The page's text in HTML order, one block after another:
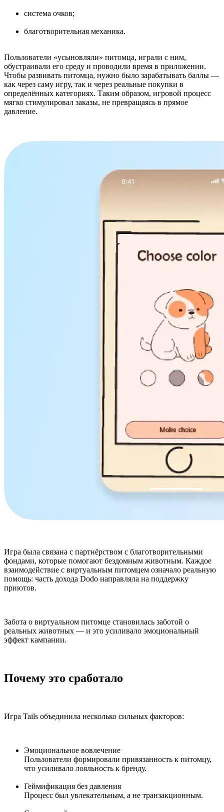
система очков;
благотворительная механика.
Пользователи «усыновляли» питомца, играли с ним,
обустраивали его среду и проводили время в приложении.
Чтобы развивать питомца, нужно было зарабатывать баллы —
как через саму игру, так и через реальные покупки в
определённых категориях. Таким образом, игровой процесс
мягко стимулировал заказы, не превращаясь в прямое
давление.
Игра была связана с партнёрством с благотворительными
фондами, которые помогают бездомным животным. Каждое
взаимодействие с виртуальным питомцем означало реальную
помощь: часть дохода Dodo направляла на поддержку
приютов.
Забота о виртуальном питомце становилась заботой о
реальных животных — и это усиливало эмоциональный
эффект кампании.
Почему это сработало
Игра Tails объединила несколько сильных факторов:
Эмоциональное вовлечение
Пользователи формировали привязанность к питомцу,
что усиливало лояльность к бренду.
Геймификация без давления
Процесс был увлекательным, а не транзакционным.